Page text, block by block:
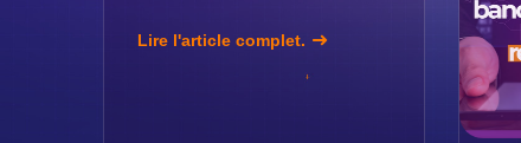
Lire l'article complet.